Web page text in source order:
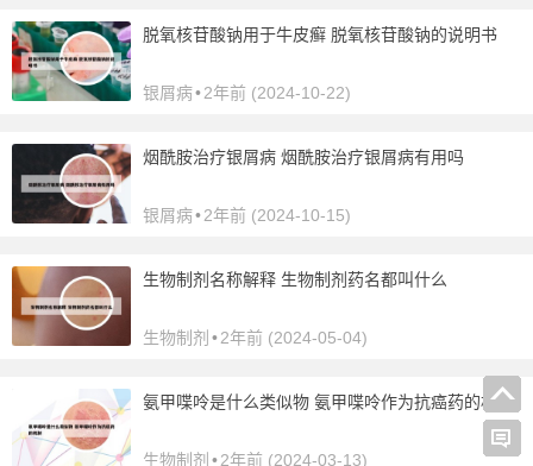
脱氧核苷酸钠用于牛皮癣 脱氧核苷酸钠的说明书
银屑病•2年前 (2024-10-22)
烟酰胺治疗银屑病 烟酰胺治疗银屑病有用吗
银屑病•2年前 (2024-10-15)
生物制剂名称解释 生物制剂药名都叫什么
生物制剂 •2年前 (2024-05-04)
氨甲喋呤是什么类似物 氨甲喋呤作为抗癌药的机制
生物制剂 •2年前 (2024-03-13)